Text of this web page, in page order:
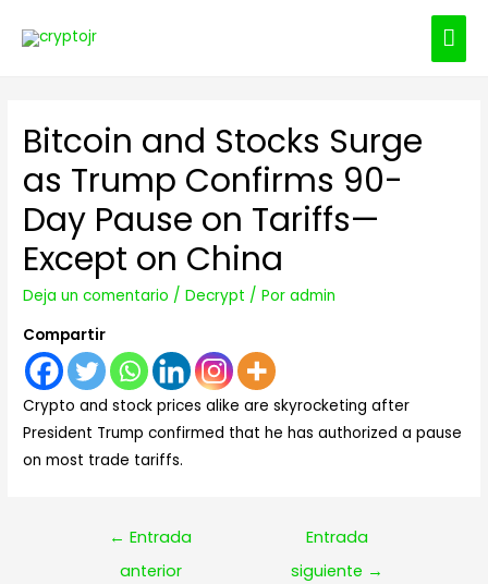
Bitcoin and Stocks Surge
as Trump Confirms 90-
Day Pause on Tariffs—
Except on China
Deja un comentario /Decrypt / Poradmin
Compartir
Crypto and stock prices alike are skyrocketing after
President Trump confirmed that he has authorized a pause
on most trade tariffs.
Navegación
← Entrada
anterior
Entrada
siguiente →